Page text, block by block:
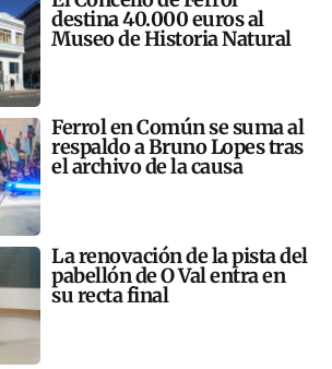
destina 40.000 euros al
Museo de Historia Natural
Ferrol en Común se suma al
respaldo a Bruno Lopes tras
el archivo de la causa
La renovación de la pista del
pabellón de O Val entra en
su recta final